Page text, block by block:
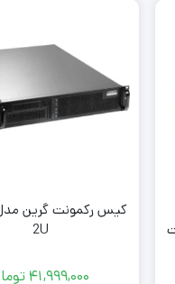
2U
41,999,000